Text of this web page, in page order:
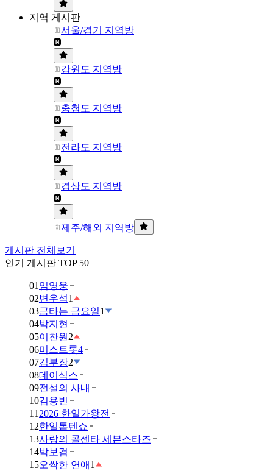
지역 게시판
서울/경기 지역방
강원도 지역방
충청도 지역방
전라도 지역방
경상도 지역방
제주/해외 지역방
게시판 전체보기
인기 게시판 TOP 50
01 임영웅
02변우석1
03금타는 금요일1
04박지현
05이찬원 2
06미스트롯4
07김부장2
08데이식스
09전설의 사내
10김용빈
11 2026 한일가왕전
12한일톱텐쇼
13사랑의 콜센타 세븐스타즈
14박보검
15오싹한 연애 1